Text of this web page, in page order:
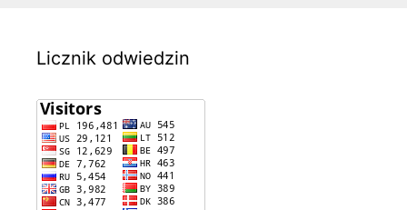
Licznik odwiedzin